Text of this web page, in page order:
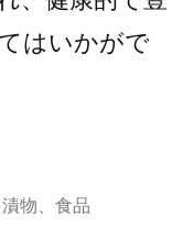
はいかがで
カ
漬物、食品